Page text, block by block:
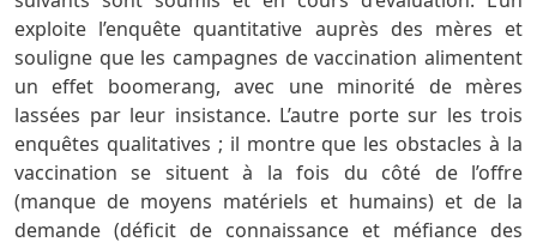
exploite l’enquête quantitative auprès des mères et
souligne que les campagnes de vaccination alimentent
un effet boomerang, avec une minorité de mères
lassées par leur insistance. L’autre porte sur les trois
enquêtes qualitatives ; il montre que les obstacles à la
vaccination se situent à la fois du côté de l’offre
(manque de moyens matériels et humains) et de la
demande (déficit de connaissance et méfiance des